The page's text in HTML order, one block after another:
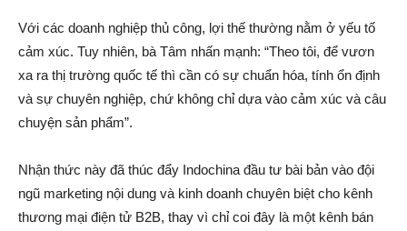
Với các doanh nghiệp thủ công, lợi thế thường nằm ở yếu tố
cảm xúc. Tuy nhiên, bà Tâm nhấn mạnh: “Theo tôi, để vươn
xa ra thị trường quốc tế thì cần có sự chuẩn hóa, tính ổn định
và sự chuyên nghiệp, chứ không chỉ dựa vào cảm xúc và câu
chuyện sản phẩm”.
Nhận thức này đã thúc đẩy Indochina đầu tư bài bản vào đội
ngũ marketing nội dung và kinh doanh chuyên biệt cho kênh
thương mại điện tử B2B, thay vì chỉ coi đây là một kênh bán